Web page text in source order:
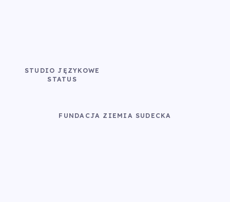
STUDIO JĘZYKOWE
STATUS
FUNDACJA ZIEMIA SUDECKA